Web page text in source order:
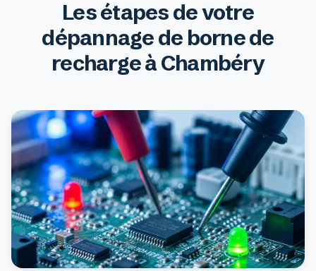
Les étapes de votre
dépannage de borne de
recharge à Chambéry